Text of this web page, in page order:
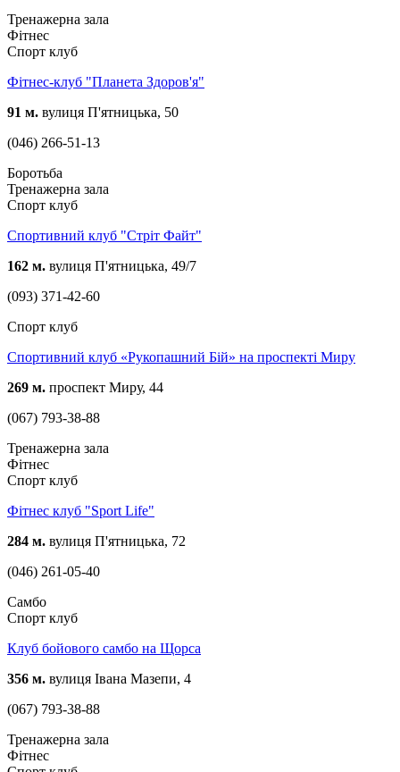
Тренажерна зала
Фітнес
Спорт клуб
Фітнес-клуб "Планета Здоров'я"
91 м. вулиця П'ятницька, 50
(046) 266-51-13
Боротьба
Тренажерна зала
Спорт клуб
Спортивний клуб "Стріт Файт"
162 м. вулиця П'ятницька, 49/7
(093) 371-42-60
Спорт клуб
Спортивний клуб «Рукопашний Бій» на проспекті Миру
269 м. проспект Миру, 44
(067) 793-38-88
Тренажерна зала
Фітнес
Спорт клуб
Фітнес клуб "Sport Life"
284 м. вулиця П'ятницька, 72
(046) 261-05-40
Самбо
Спорт клуб
Клуб бойового самбо на Щорса
356 м. вулиця Івана Мазепи, 4
(067) 793-38-88
Тренажерна зала
Фітнес